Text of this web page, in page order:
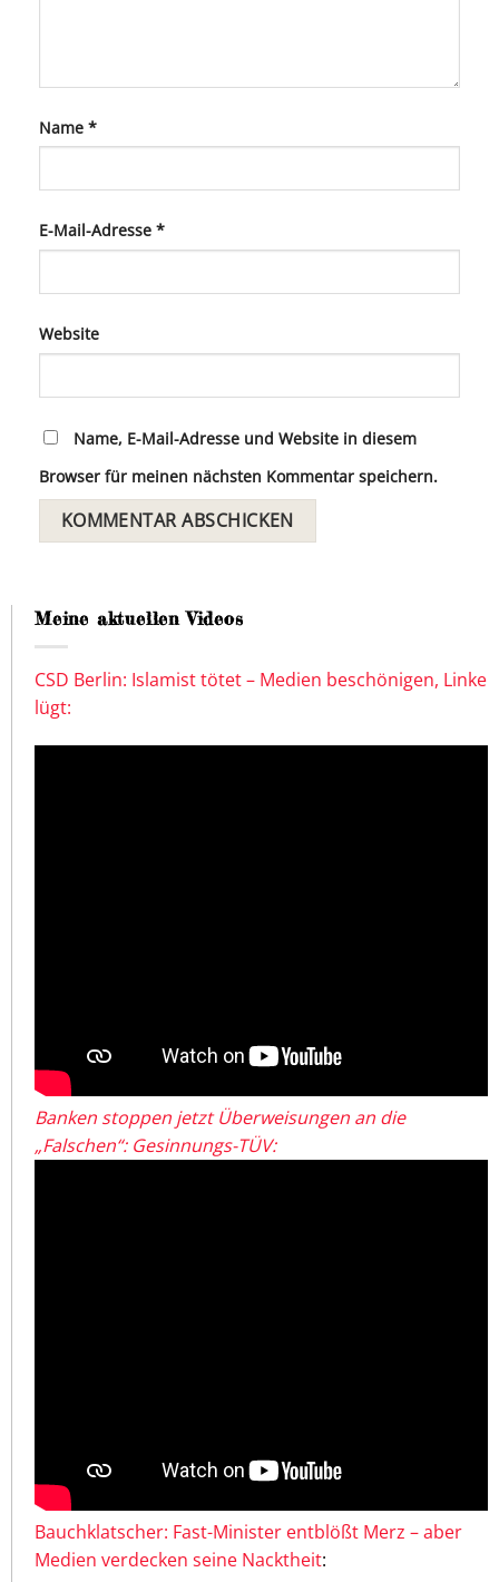
Name *
E-Mail-Adresse *
Website
Name, E-Mail-Adresse und Website in diesem
Browser für meinen nächsten Kommentar speichern.
Meine aktuellen Videos
CSD Berlin: Islamist tötet – Medien beschönigen, Linke
lügt:
Banken stoppen jetzt Überweisungen an die
„Falschen“: Gesinnungs-TÜV:
Bauchklatscher: Fast-Minister entblößt Merz – aber
Medien verdecken seine Nacktheit: